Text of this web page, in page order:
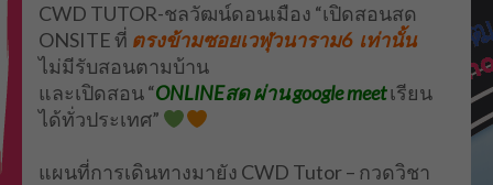
CWD TUTOR-ชลวัฒน์ดอนเมือง “เปิดสอนสด
ONSITE ที่ ตรงข้ามซอยเวฬุวนาราม6 เท่านั้น
ไม่มีรับสอนตามบ้าน
และเปิดสอน “ONLINEสด ผ่าน google meetเรียน
ได้ทั่วประเทศ”
แผนที่การเดินทางมายัง CWD Tutor – กวดวิชา